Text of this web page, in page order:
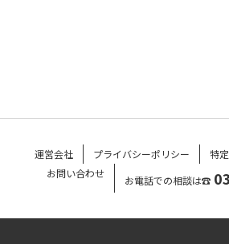
運営会社 プライバシーポリシー
特
お問い合わせ
お電話での相談は☎